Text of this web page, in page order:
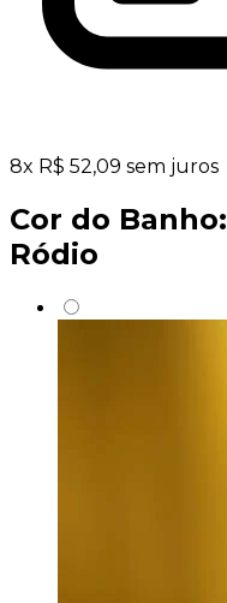
8x R$ 52,09 sem juros
Cor do Banho:
Ródio